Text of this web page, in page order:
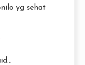
yg sehat